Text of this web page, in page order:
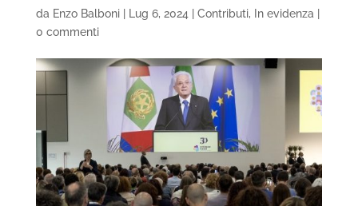
da Enzo Balboni| Lug 6, 2024 Contributi, In evidenza
0 commenti